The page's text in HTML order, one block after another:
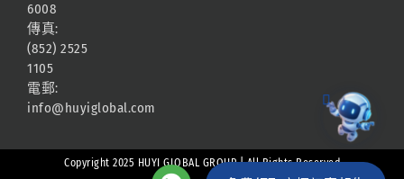
6008
傳真:
(852) 2525
1105
電郵:
info@huyiglobal.com
Copyright 2025 HUYI GLOBAL GROUP | All Rights Reserved